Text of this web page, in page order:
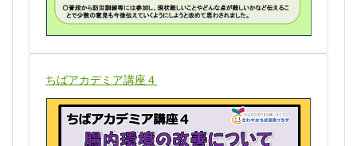
ちばアカデミア講座４